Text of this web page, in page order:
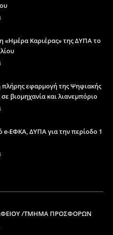
«Ημέρα Καριέρας» της ΔΥΠΑ το
πλήρης εφαρμογή της Ψηφιακής
βιομηχανία και λιανεμπόριο
ΕΦΚΑ, ΔΥΠΑ για την περίοδο 1
/ΤΜΗΜΑ ΠΡΟΣΦΟΡΩΝ